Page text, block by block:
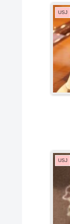
USJ
USJ